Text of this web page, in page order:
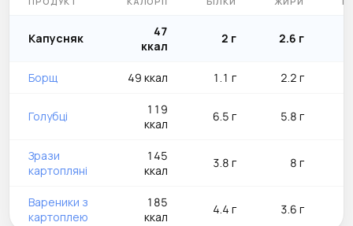
Капусняк
47
ккал
2 г 2.6 г
Борщ 49 ккал 1.1 г 2.2 г
Голубці
119
ккал
6.5 г 5.8 г
Зрази
картопляні
145
ккал
3.8 г 8 г
Вареники з
картоплею
185
ккал
4.4 г 3.6 г